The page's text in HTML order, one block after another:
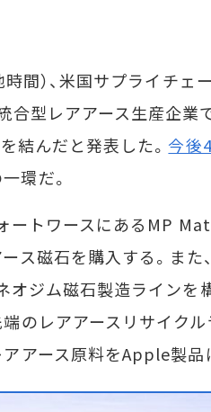
間）、米国サプライチェ
合型レアアース生産企
結んだと発表した。 今後
環だ。
ートワースにあるMP
ス磁石を購入する。ま
ジム磁石製造ラインを
のレアアースリサイク
アース原料をApple製品